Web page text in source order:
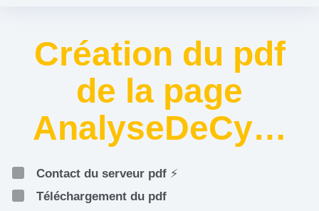
Création du pdf
de la page
AnalyseDeCy…
Contact du serveur pdf ⚡
Téléchargement du pdf